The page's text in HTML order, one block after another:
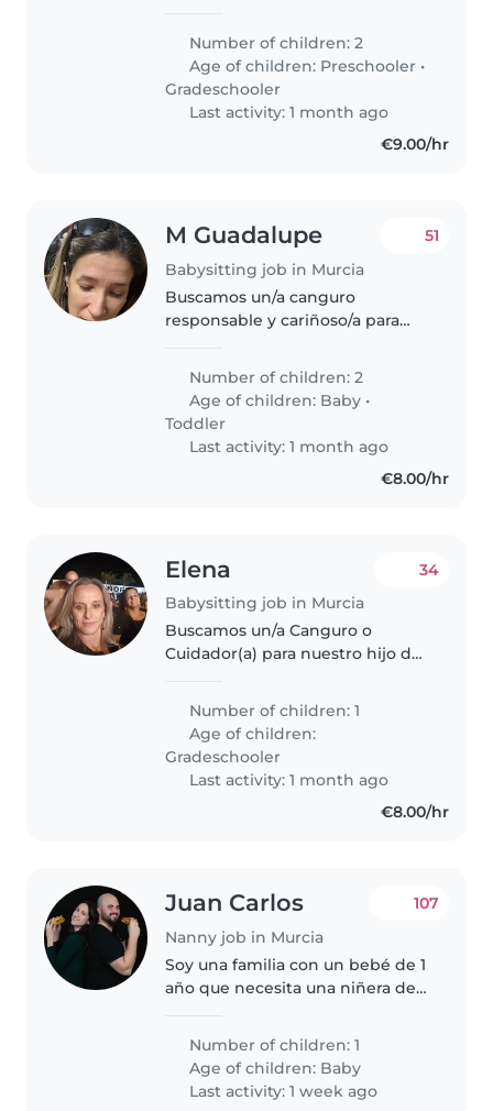
semana los Lunes de 07:15 a
08:50 y otra los martes de 08:00 a
08:50, miércoles de 07:15 a 08:50..
Number of children: 2
Age of children: Preschooler •
Gradeschooler
Last activity: 1 month ago
€9.00/hr
M Guadalupe
Babysitting job in Murcia
51
Buscamos un/a canguro
responsable y cariñoso/a para
ambos muy amigables y
juguetones. Nos encantaría que
vinieras a nuestra..
Number of children: 2
Age of children: Baby •
Toddler
Last activity: 1 month ago
€8.00/hr
Elena
Babysitting job in Murcia
34
Buscamos un/a Canguro o
Cuidador(a) para nuestro hijo de
energía, independiente y muy
curioso. Nos encantaría alguien
que pueda ayudar con los
Number of children: 1
Age of children:
Gradeschooler
Last activity: 1 month ago
€8.00/hr
Juan Carlos
Nanny job in Murcia
107
Soy una familia con un bebé de 1
año que necesita una niñera de
nuestro hijo enérgico, juguetón
e inteligente. Buscamos alguien
que se sienta cómoda con..
Number of children: 1
Age of children: Baby
Last activity: 1 week ago